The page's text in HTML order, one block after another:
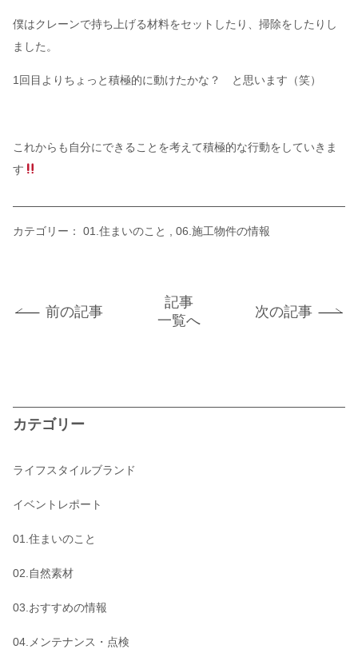
僕はクレーンで持ち上げる材料をセットしたり、掃除をしたりし
ました。
1回目よりちょっと積極的に動けたかな？ と思います（笑）
これからも自分にできることを考えて積極的な行動をしていきま
す
カテゴリー： 01.住まいのこと 06.施工物件の情報
前の記事
記事
一覧へ
次の記事
カテゴリー
ライフスタイルブランド
イベントレポート
01.住まいのこと
02.自然素材
03.おすすめの情報
04.メンテナンス・点検